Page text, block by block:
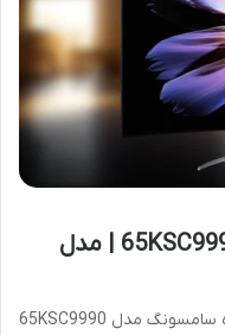
بررسی تلویزیون سامسونگ 65KSC9990 | مدل
بررسی تلویزیون ال ای دی هوشمند خمیده سامسونگ مدل 65KSC9990